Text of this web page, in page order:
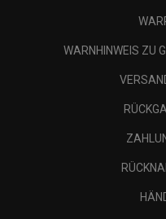
WARNHINWEIS ZU